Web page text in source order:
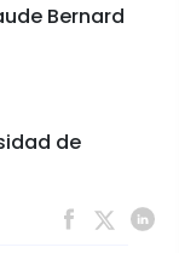
Bernard
de